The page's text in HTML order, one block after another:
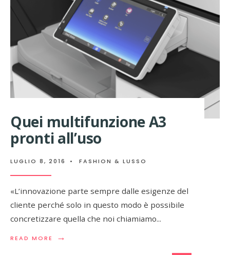
Quei multifunzione A3
pronti all’uso
LUGLIO 8, 2016 • FASHION & LUSSO
«L’innovazione parte sempre dalle esigenze del
cliente perché solo in questo modo è possibile
concretizzare quella che noi chiamiamo...
READ MORE →
READ